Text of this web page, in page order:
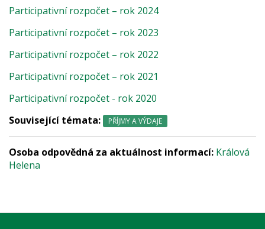
Participativní rozpočet – rok 2024
Participativní rozpočet – rok 2023
Participativní rozpočet – rok 2022
Participativní rozpočet – rok 2021
Participativní rozpočet - rok 2020
Související témata:
PŘÍJMY A VÝDAJE
Osoba odpovědná za aktuálnost informací: Králová
Helena